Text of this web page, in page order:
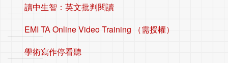
讀中生智：英文批判閱讀
EMI TA Online Video Training （需授權）
學術寫作停看聽